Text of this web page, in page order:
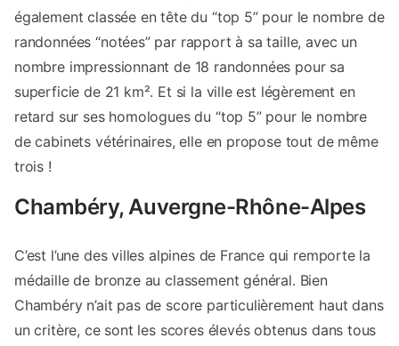
également classée en tête du “top 5” pour le nombre de
randonnées “notées” par rapport à sa taille, avec un
nombre impressionnant de 18 randonnées pour sa
superficie de 21 km². Et si la ville est légèrement en
retard sur ses homologues du “top 5” pour le nombre
de cabinets vétérinaires, elle en propose tout de même
trois !
Chambéry, Auvergne-Rhône-Alpes
C’est l’une des villes alpines de France qui remporte la
médaille de bronze au classement général. Bien
Chambéry n’ait pas de score particulièrement haut dans
un critère, ce sont les scores élevés obtenus dans tous